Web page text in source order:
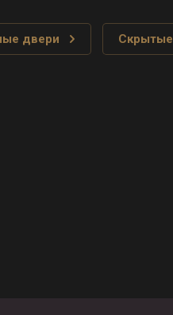
двери Скрытые